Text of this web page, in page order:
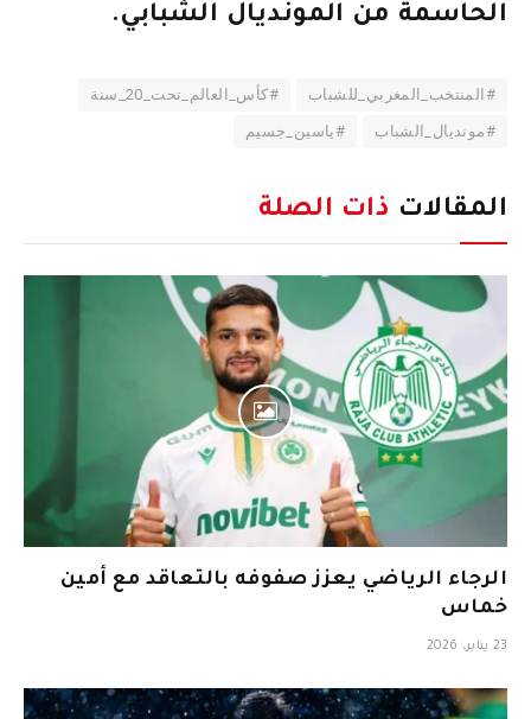
الحاسمة من المونديال الشبابي.
#المنتخب_المغربي_للشباب #كأس_العالم_تحت_20_سنة
#مونديال_الشباب #ياسين_جسيم
المقالات ذات الصلة
الرجاء الرياضي يعزز صفوفه بالتعاقد مع أمين
خماس
23 يناير، 2026